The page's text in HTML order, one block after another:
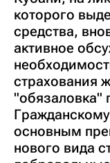
которого
средства,
активное
страхования
"обязаловка"
основным
нового вида